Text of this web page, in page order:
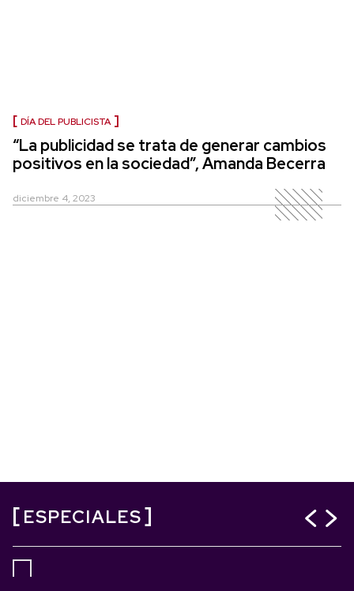
DÍA DEL PUBLICISTA
“La publicidad se trata de generar cambios
positivos en la sociedad”, Amanda Becerra
diciembre 4, 2023
ESPECIALES